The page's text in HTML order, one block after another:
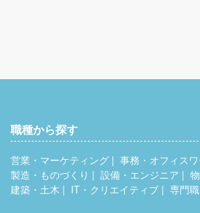
職種から探す
営業・マーケティング 事務・オフィス
製造・ものづくり
設備・エンジニア
建築・土木
IT・クリエイティブ 専門